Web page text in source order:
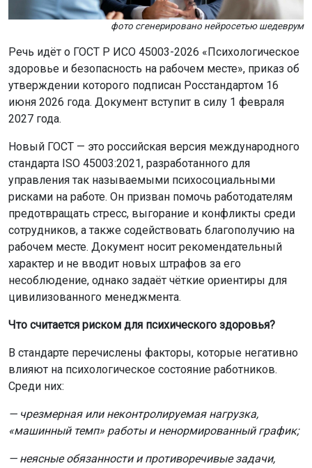
фото сгенерировано нейросетью шедеврум
Речь идёт о ГОСТ Р ИСО 45003-2026 «Психологическое
здоровье и безопасность на рабочем месте», приказ об
утверждении которого подписан Росстандартом 16
июня 2026 года. Документ вступит в силу 1 февраля
2027 года.
Новый ГОСТ — это российская версия международного
стандарта ISO 45003:2021, разработанного для
управления так называемыми психосоциальными
рисками на работе. Он призван помочь работодателям
предотвращать стресс, выгорание и конфликты среди
сотрудников, а также содействовать благополучию на
рабочем месте. Документ носит рекомендательный
характер и не вводит новых штрафов за его
несоблюдение, однако задаёт чёткие ориентиры для
цивилизованного менеджмента.
Что считается риском для психического здоровья?
В стандарте перечислены факторы, которые негативно
влияют на психологическое состояние работников.
Среди них:
— чрезмерная или неконтролируемая нагрузка,
«машинный темп» работы и ненормированный график;
— неясные обязанности и противоречивые задачи,